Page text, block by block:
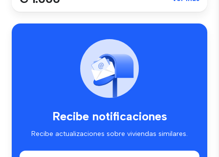
Recibe notificaciones
Recibe actualizaciones sobre viviendas similares.